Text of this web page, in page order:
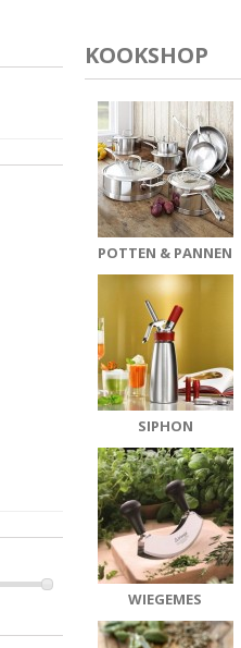
KOOKSHOP
POTTEN & PANNEN
SIPHON
WIEGEMES